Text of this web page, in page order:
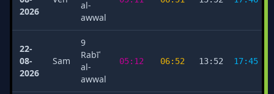
2026
al-
awwal
22-
08-
2026
Sam
9
Rabīʿ
al-
awwal
05:12 06:52 13:52 17:45